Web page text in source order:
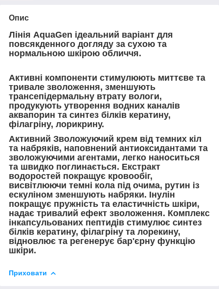
Опис
Лінія AquaGen ідеальний варіант для
повсякденного догляду за сухою та
нормальною шкірою обличчя.
Активні компоненти стимулюють миттєве та
тривале зволоження, зменшують
трансепідермальну втрату вологи,
продукують утворення водних каналів
аквапорин та синтез білків кератину,
філагріну, лорикрину.
Активний Зволожуючий крем від темних кіл
та набряків, наповнений антиоксидантами та
зволожуючими агентами, легко наноситься
та швидко поглинається. Екстракт
водоростей покращує кровообіг,
висвітлюючи темні кола під очима, рутин із
ескуліном зменшують набряки. Інулін
покращує пружність та еластичність шкіри,
надає тривалий ефект зволоження. Комплекс
інкапсульованих пептидів стимулює синтез
білків кератину, філагріну та лорекину,
відновлює та регенерує бар'єрну функцію
шкіри.
Приховати